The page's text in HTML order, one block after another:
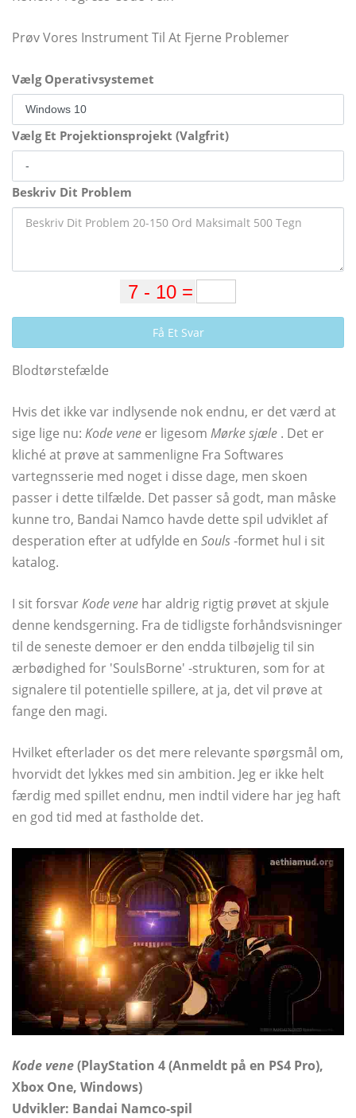
Prøv Vores Instrument Til At Fjerne Problemer
Vælg Operativsystemet
Vælg Et Projektionsprojekt (Valgfrit)
Beskriv Dit Problem
Få Et Svar
Blodtørstefælde
Hvis det ikke var indlysende nok endnu, er det værd at
sige lige nu: Kode vene er ligesom Mørke sjæle . Det er
kliché at prøve at sammenligne Fra Softwares
vartegnsserie med noget i disse dage, men skoen
passer i dette tilfælde. Det passer så godt, man måske
kunne tro, Bandai Namco havde dette spil udviklet af
desperation efter at udfylde en Souls-formet hul i sit
katalog.
I sit forsvarKode vene har aldrig rigtig prøvet at skjule
denne kendsgerning. Fra de tidligste forhåndsvisninger
til de seneste demoer er den endda tilbøjelig til sin
ærbødighed for 'SoulsBorne' -strukturen, som for at
signalere til potentielle spillere, at ja, det vil prøve at
fange den magi.
Hvilket efterlader os det mere relevante spørgsmål om,
hvorvidt det lykkes med sin ambition. Jeg er ikke helt
færdig med spillet endnu, men indtil videre har jeg haft
en god tid med at fastholde det.
Kode vene(PlayStation 4 (Anmeldt på en PS4 Pro),
Xbox One, Windows)
Udvikler: Bandai Namco-spil